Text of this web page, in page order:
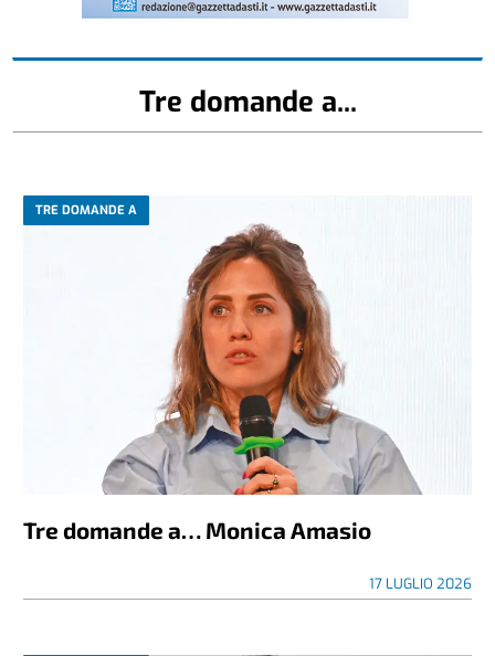
Tre domande a...
TRE DOMANDE A
Tre domande a… Monica Amasio
17 LUGLIO 2026